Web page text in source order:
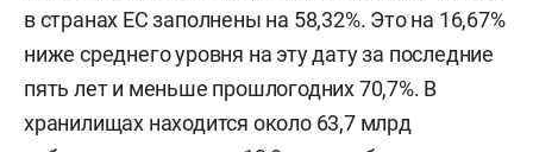
в странах ЕС заполнены на 58,32%. Это на 16,67%
ниже среднего уровня на эту дату за последние
пять лет и меньше прошлогодних 70,7%. В
хранилищах находится около 63,7 млрд